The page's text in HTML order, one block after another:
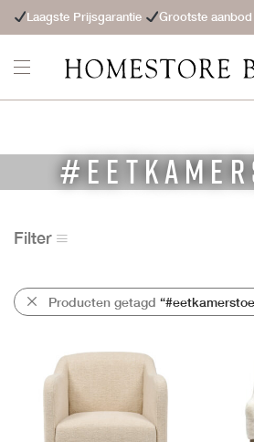
Laagste Prijsgarantie Grootste aanbod
Filter
Producten getagd